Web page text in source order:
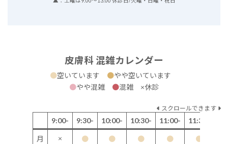
皮膚科 混雑カレンダー
●空いています ●やや空いています
●やや混雑 ●混雑 ×休診
スクロールできます
9:00- 9:30- 10:00- 10:30- 11:00- 11:30-
月 × ● ● ● ● ●